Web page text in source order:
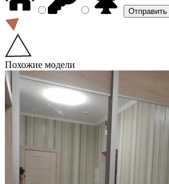
Похожие модели